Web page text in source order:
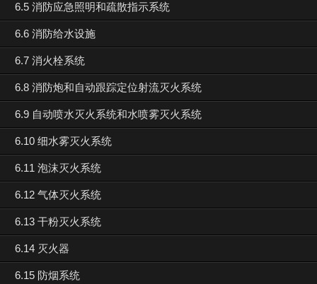
6.5 消防应急照明和疏散指示系统
6.6 消防给水设施
6.7 消火栓系统
6.8 消防炮和自动跟踪定位射流灭火系统
6.9 自动喷水灭火系统和水喷雾灭火系统
6.10 细水雾灭火系统
6.11 泡沫灭火系统
6.12 气体灭火系统
6.13 干粉灭火系统
6.14 灭火器
6.15 防烟系统